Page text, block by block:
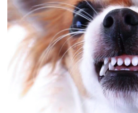
mèo
Dịch vụ mua bán chó
mèo
Dịch
mèo
TIN TỨC
Thông tin về khách sạn,
spa cho thú cưng